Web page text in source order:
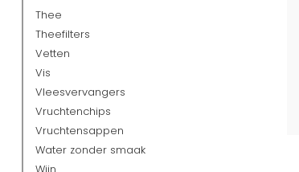
Thee
Theefilters
Vetten
Vis
Vleesvervangers
Vruchtenchips
Vruchtensappen
Water zonder smaak